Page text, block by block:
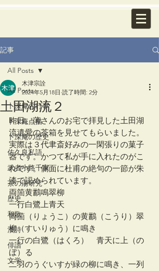
記事
All Posts
卜深庵の行事
卜深庵点描
卜深庵の歴史
佐久良私語
武者小路千家
茶の湯研究
歴史
和歌
漢詩
俳諧
文学
All Posts
土田湖流２
木津宗詮
2024年5月18日 読了時間: 2分
昨日、薄さんのお宅で拝見した土田湖
流遺愛の茶箱を見せてもらいました。
実際は３代聿斎好みの一閑張りの菓子
器です。かつて私が手に入れたのがこ
れです。側面に杜甫の絶句の一節が朱
漆で認められています。
両箇黄鸝鳴翠柳
一行白鷺上青天
両箇（りょうこ）の黄鸝（こうり）翠
柳（すいりゅう）に鳴き
一行の白鷺（はくろ）　青天に上（の
ぼ）る
二羽のうぐいすが緑の柳に鳴き、一列